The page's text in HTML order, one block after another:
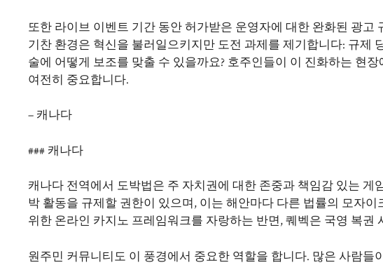
또한 라이브 이벤트 기간 동안 허가받은 운영자에 대한 완화된 광
기찬 환경은 혁신을 불러일으키지만 도전 과제를 제기합니다: 규제
술에 어떻게 보조를 맞출 수 있을까요? 호주인들이 이 진화하는 현
여전히 중요합니다.
– 캐나다
### 캐나다
캐나다 전역에서 도박법은 주 자치권에 대한 존중과 책임감 있는
박 활동을 규제할 권한이 있으며, 이는 해안마다 다른 법률의 모자
위한 온라인 카지노 프레임워크를 자랑하는 반면, 퀘벡은 국영 복
원주민 커뮤니티도 이 풍경에서 중요한 역할을 합니다. 많은 사람